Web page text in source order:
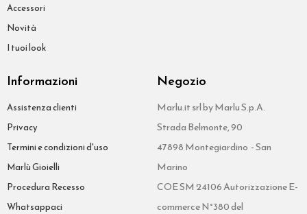
Accessori
Novità
I tuoi look
Informazioni
Assistenza clienti
Privacy
Termini e condizioni d'uso
Marlù Gioielli
Procedura Recesso
Whatsappaci
Negozio
Marlu.it srl by Marlu S.p.A.
Strada Belmonte, 90
47898 Montegiardino - San
Marino
COE SM 24106 Autorizzazione E-
commerce N°380 del